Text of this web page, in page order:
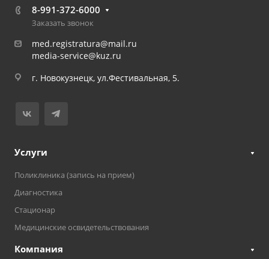
8-991-372-6000
Заказать звонок
med.registratura@mail.ru
media-service@kuz.ru
г. Новокузнецк, ул.Фестивальная, 5.
Услуги
Поликлиника (запись на прием)
Диагностика
Стационар
Медицинские освидетельствования
Компания